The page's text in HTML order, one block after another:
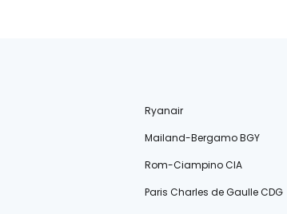
Ryanair
Mailand-Bergamo BGY
Rom-Ciampino CIA
Paris Charles de Gaulle CDG